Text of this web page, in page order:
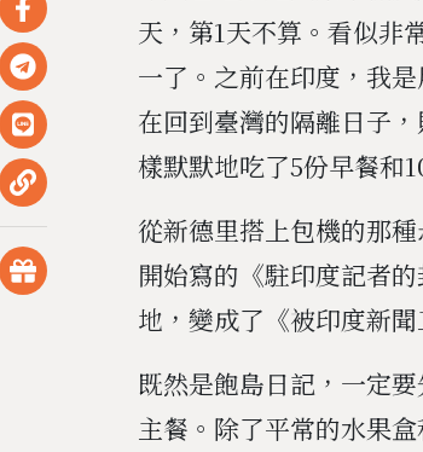
天，第1天不算。看似非
一了。之前在印度，我
在回到臺灣的隔離日子
樣默默地吃了5份早餐和
從新德里搭上包機的那
開始寫的《駐印度記者
地，變成了《被印度新
既然是飽島日記，一定
主餐。除了平常的水果